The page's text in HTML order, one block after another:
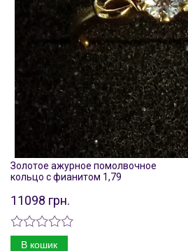
Золотое ажурное помолвочное
кольцо с фианитом 1,79
11098 грн.
В кошик